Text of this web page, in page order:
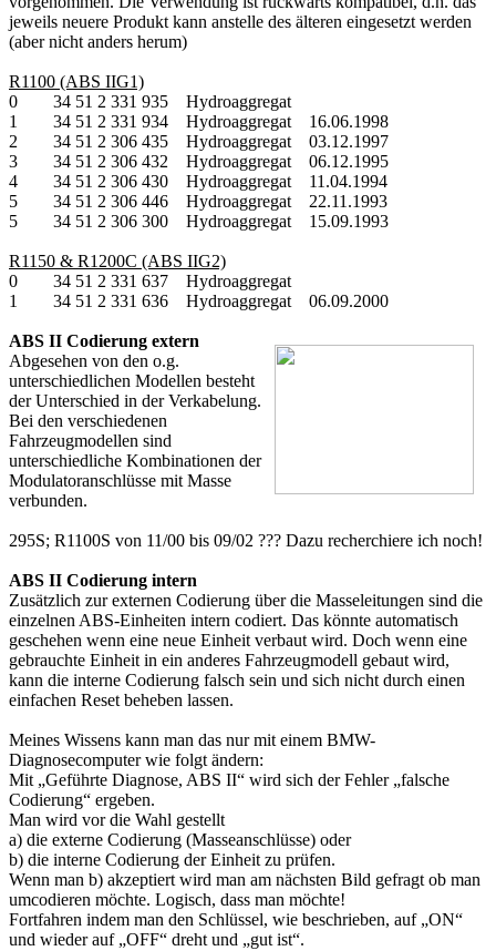
jeweils neuere Produkt kann anstelle des älteren eingesetzt werden
(aber nicht anders herum)
R1100 (ABS IIG1)
0 34 51 2 331 935 Hydroaggregat
1 34 51 2 331 934 Hydroaggregat 16.06.1998
2 34 51 2 306 435 Hydroaggregat 03.12.1997
3 34 51 2 306 432 Hydroaggregat 06.12.1995
4 34 51 2 306 430 Hydroaggregat 11.04.1994
5 34 51 2 306 446 Hydroaggregat 22.11.1993
5 34 51 2 306 300 Hydroaggregat 15.09.1993
R1150 & R1200C (ABS IIG2)
0 34 51 2 331 637 Hydroaggregat
1 34 51 2 331 636 Hydroaggregat 06.09.2000
ABS II Codierung extern
Abgesehen von den o.g.
unterschiedlichen Modellen besteht
der Unterschied in der Verkabelung.
Bei den verschiedenen
Fahrzeugmodellen sind
unterschiedliche Kombinationen der
Modulatoranschlüsse mit Masse
verbunden.
295S; R1100S von 11/00 bis 09/02 ??? Dazu recherchiere ich noch!
ABS II Codierung intern
Zusätzlich zur externen Codierung über die Masseleitungen sind die
einzelnen ABS-Einheiten intern codiert. Das könnte automatisch
geschehen wenn eine neue Einheit verbaut wird. Doch wenn eine
gebrauchte Einheit in ein anderes Fahrzeugmodell gebaut wird,
kann die interne Codierung falsch sein und sich nicht durch einen
einfachen Reset beheben lassen.
Meines Wissens kann man das nur mit einem BMW-
Diagnosecomputer wie folgt ändern:
Mit „Geführte Diagnose, ABS II“ wird sich der Fehler „falsche
Codierung“ ergeben.
Man wird vor die Wahl gestellt
a) die externe Codierung (Masseanschlüsse) oder
b) die interne Codierung der Einheit zu prüfen.
Wenn man b) akzeptiert wird man am nächsten Bild gefragt ob man
umcodieren möchte. Logisch, dass man möchte!
Fortfahren indem man den Schlüssel, wie beschrieben, auf „ON“
und wieder auf „OFF“ dreht und „gut ist“.